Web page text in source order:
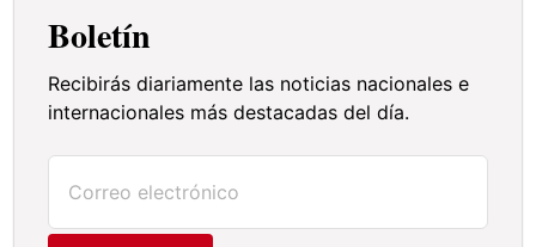
Boletín
Recibirás diariamente las noticias nacionales e
internacionales más destacadas del día.